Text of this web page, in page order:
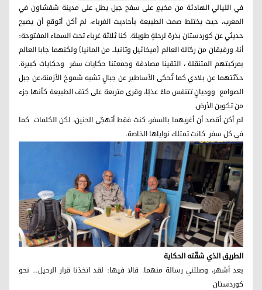
في الليالي الهادئة من مخيمٍ على سفح جبل يطل على مدينة شفشاون في
المغرب، حيث يختلط صمت الطبيعة بأحاديث الغرباء، لم أكن أتوقع أن يصبح
حديثي عن كوردستان بذرة لرحلةٍ طويلة. كنا ثلاثة غرباء تحت السماء المفتوحة:
أنا، ورفيقان من رحّالة العالم (ميخائيل وتانياــ من المانيا) ولكنهما جابا العالم
بمركبتهم المتنقلة ، التقينا مصادفة وجمعتنا حكايات سفر وحكايات كبيرة.
حدّثتهما عن بلادي كما تُحكى الأساطير عن جبالٍ تشبه شموخ الأزمنة،عن جبل
الصوامع ووديانٍ تتنفس ماءً عذبًا، وقرى متربعة على كتف الطبيعة كأنها جزء
من تكوين الأرض.
لم أكن أقصد أن أغريهما بالسفر، كنت فقط أتهجّى الحنين، لكن الكلمات كما
في كل سفر كانت تمتلك نواياها الخاصة.
الطريق الذي شقّته الحكاية
بعد أشهر، وصلتني رسالة منهما. قالا فيها: لقد اتخذنا قرار الرحيل… نحو
كوردستان